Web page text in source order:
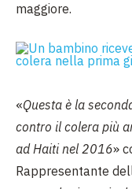
maggiore.
«Questa è la
contro il colera più
ad Haiti nel 2016»
Rappresentante